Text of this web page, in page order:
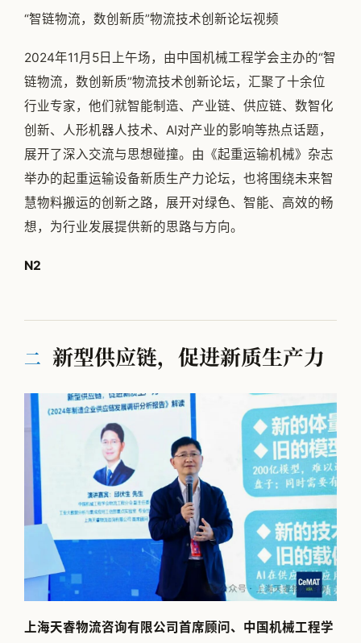
“智链物流，数创新质”物流技术创新论坛视频
2024年11月5日上午场，由中国机械工程学会主办的“智
链物流，数创新质”物流技术创新论坛，汇聚了十余位
行业专家，他们就智能制造、产业链、供应链、数智化
创新、人形机器人技术、AI对产业的影响等热点话题，
展开了深入交流与思想碰撞。由《起重运输机械》杂志
举办的起重运输设备新质生产力论坛，也将围绕未来智
慧物料搬运的创新之路，展开对绿色、智能、高效的畅
想，为行业发展提供新的思路与方向。
N2
二 新型供应链，促进新质生产力
上海天睿物流咨询有限公司首席顾问、中国机械工程学